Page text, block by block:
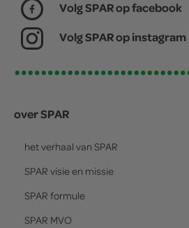
Volg SPAR op facebook
Volg SPAR op instagram
over SPAR
het verhaal van SPAR
SPAR visie en missie
SPAR formule
SPAR MVO